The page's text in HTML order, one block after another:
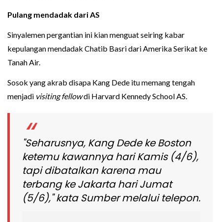
Pulang mendadak dari AS
Sinyalemen pergantian ini kian menguat seiring kabar
kepulangan mendadak Chatib Basri dari Amerika Serikat ke
Tanah Air.
Sosok yang akrab disapa Kang Dede itu memang tengah
menjadi visiting fellowdi Harvard Kennedy School AS.
"Seharusnya, Kang Dede ke Boston
ketemu kawannya hari Kamis (4/6),
tapi dibatalkan karena mau
terbang ke Jakarta hari Jumat
(5/6)," kata Sumber melalui telepon.